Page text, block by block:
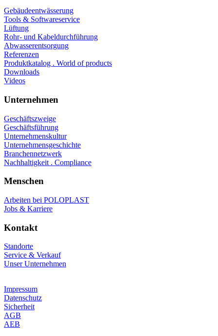
Gebäudeentwässerung
Tools & Softwareservice
Lüftung
Rohr- und Kabeldurchführung
Abwasserentsorgung
Referenzen
Produktkatalog . World of products
Downloads
Videos
Unternehmen
Geschäftszweige
Geschäftsführung
Unternehmenskultur
Unternehmensgeschichte
Branchennetzwerk
Nachhaltigkeit . Compliance
Menschen
Arbeiten bei POLOPLAST
Jobs & Karriere
Kontakt
Standorte
Service & Verkauf
Unser Unternehmen
Impressum
Datenschutz
Sicherheit
AGB
AEB